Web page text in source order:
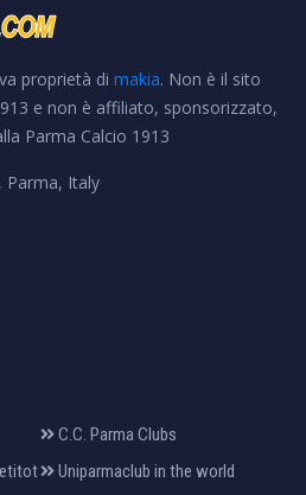
proprietà di makia. Non è il sito
e non è affiliato, sponsorizzato,
Parma Calcio 1913
Parma, Italy
C.C. Parma Clubs
Uniparmaclub in the world